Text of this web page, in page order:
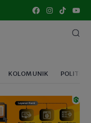
KOLOM UNIK POLITIK